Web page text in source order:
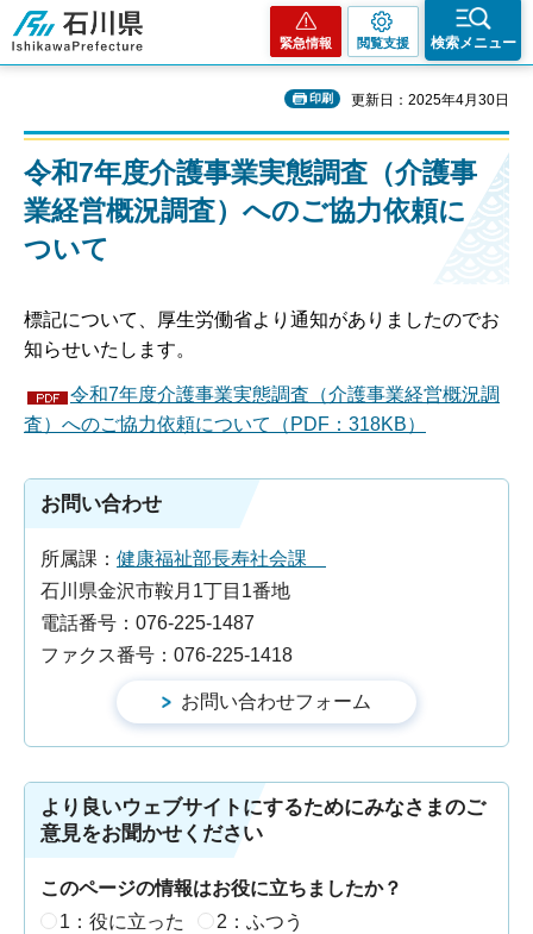
石川県
緊急情報 閲覧支援 検索メニュー
印刷 更新日：2025年4月30日
令和7年度介護事業実態調査（介護事
業経営概況調査）へのご協力依頼に
ついて
標記について、厚生労働省より通知がありましたのでお
知らせいたします。
令和7年度介護事業実態調査（介護事業経営概況調
査）へのご協力依頼について（PDF：318KB）
お問い合わせ
所属課： 健康福祉部長寿社会課
石川県金沢市鞍月1丁目1番地
電話番号：076-225-1487
ファクス番号：076-225-1418
より良いウェブサイトにするためにみなさまのご
意見をお聞かせください
このページの情報はお役に立ちましたか？
1：役に立った
2：ふつう